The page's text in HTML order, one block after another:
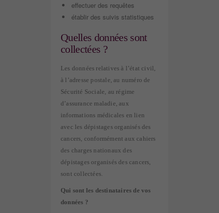
effectuer des requêtes
établir des suivis statistiques
Quelles données sont
collectées ?
Les données relatives à l’état civil,
à l’adresse postale, au numéro de
Sécurité Sociale, au régime
d’assurance maladie, aux
informations médicales en lien
avec les dépistages organisés des
cancers, conformément aux cahiers
des charges nationaux des
dépistages organisés des cancers,
sont collectées.
Qui sont les destinataires de vos
données ?